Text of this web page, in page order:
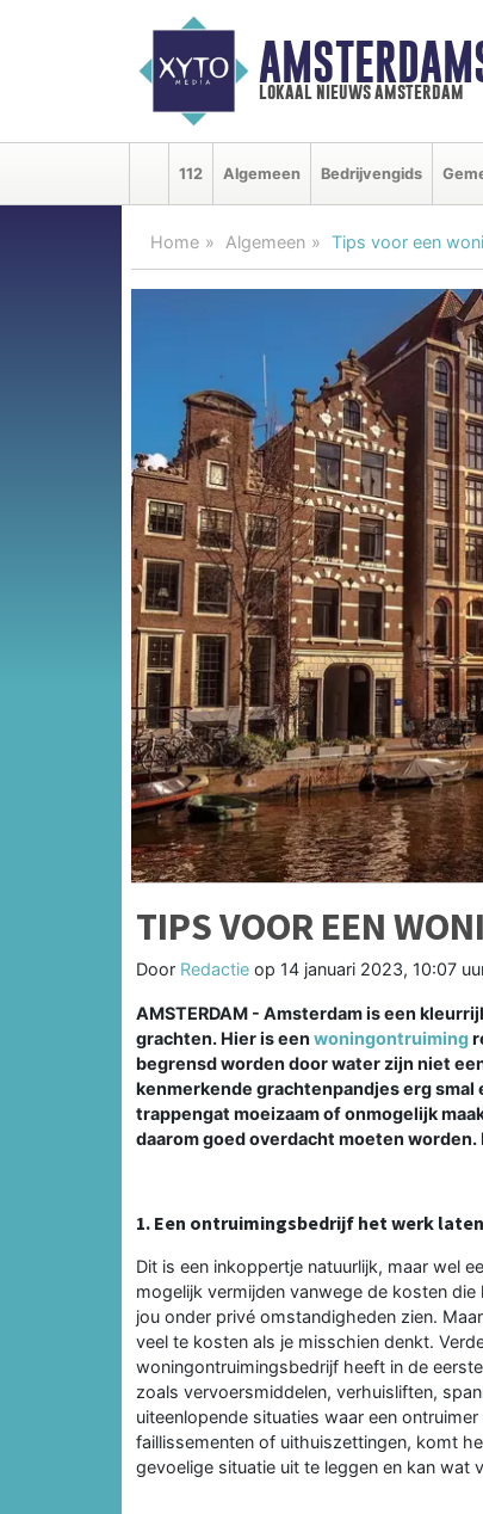
lokaal nieuws amsterdam
112 Algemeen Bedrijvengids
Home Algemeen Tips voor een
TIPS VOOR EEN
Door Redactie op 14 januari 2023, 10:07
AMSTERDAM - Amsterdam is een
grachten. Hier is een woningontruiming
begrensd worden door water zijn niet
kenmerkende grachtenpandjes erg
trappengat moeizaam of onmogelijk
daarom goed overdacht moeten
1. Een ontruimingsbedrijf het werk
Dit is een inkoppertje natuurlijk, maar wel
mogelijk vermijden vanwege de kosten
jou onder privé omstandigheden zien.
veel te kosten als je misschien denkt.
woningontruimingsbedrijf heeft in de
zoals vervoersmiddelen, verhuisliften,
uiteenlopende situaties waar een
faillissementen of uithuiszettingen, komt
gevoelige situatie uit te leggen en kan wat